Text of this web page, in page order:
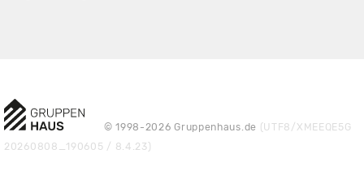
© 1998-2026 Gruppenhaus.de (UTF8/XMEEQE5G
20260808_190605 / 8.4.23)